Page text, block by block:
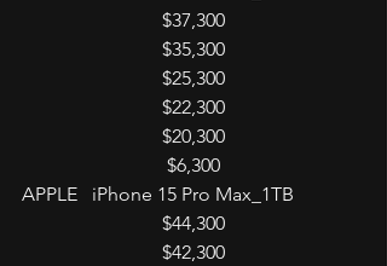
$37,300
$35,300
$25,300
$22,300
$20,300
$6,300
APPLE   iPhone 15 Pro Max_1TB
$44,300
$42,300